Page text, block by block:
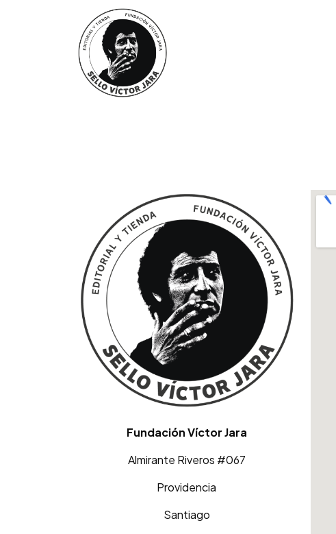
Fundación Víctor Jara
Almirante Riveros #067
Providencia
Santiago